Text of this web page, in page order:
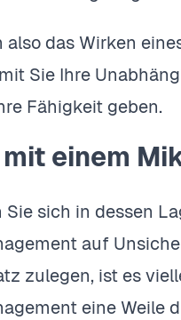
also das Wirken
Sie Ihre
Fähigkeit geben.
mit einem
Sie sich in dessen
auf
zulegen, ist es
eine Weile